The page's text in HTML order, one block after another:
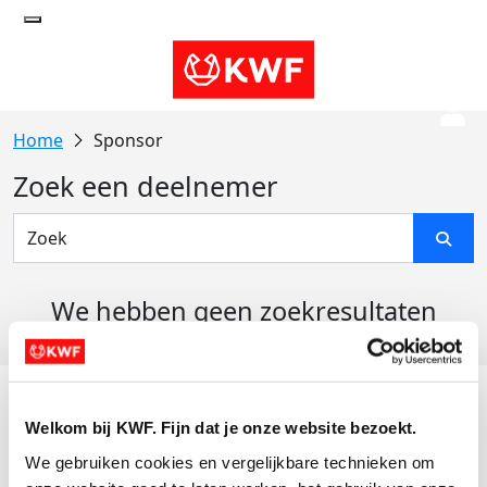
Welkom bij KWF. Fijn dat je onze website bezoekt.
We gebruiken cookies en vergelijkbare technieken om
Sponsor
Zoek een deelnemer
We hebben geen zoekresultaten
Actiematerialen
Evenementen